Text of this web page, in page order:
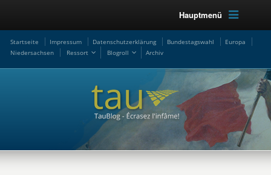
Hauptmenü
Startseite Impressum Datenschutzerklärung Bundestagswahl
Europa
Niedersachsen
Ressort Blogroll Archiv